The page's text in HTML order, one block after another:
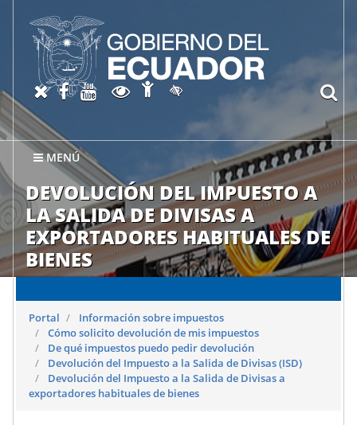
MENÚ
DEVOLUCIÓN DEL IMPUESTO A
LA SALIDA DE DIVISAS A
EXPORTADORES HABITUALES DE
BIENES
X oficial del SRI
Facebook oficial SRI
Canal del SRI en YouTube
Abrir página de
Abrir página de
Activar/quitar contraste
Portal
Información sobre impuestos
Cómo solicito devolución de mis impuestos
De qué impuestos puedo pedir devolución
Devolución del Impuesto a la Salida de Divisas (ISD)
Devolución del Impuesto a la Salida de Divisas a
exportadores habituales de bienes